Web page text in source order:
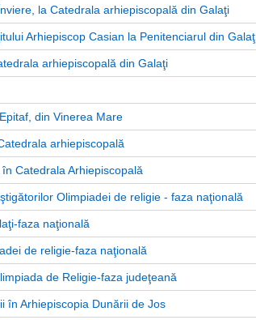
la Catedrala arhiepiscopală din Galaţi
Arhiepiscop Casian la Penitenciarul din Galaţ
arhiepiscopală din Galaţi
din Vinerea Mare
arhiepiscopală
Catedrala Arhiepiscopală
Olimpiadei de religie - faza naţională
faza naţională
de religie-faza naţională
de Religie-faza judeţeană
în Arhiepiscopia Dunării de Jos